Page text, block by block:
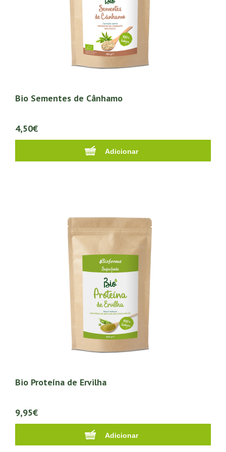
Bio Sementes de Cânhamo
4,50€
Bio Proteína de Ervilha
9,95€